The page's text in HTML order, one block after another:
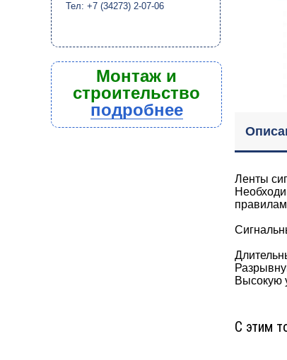
Ленты
Высокую
С этим
Тел: +7 (34273) 2-07-06
Монтаж и
строительство
подробнее